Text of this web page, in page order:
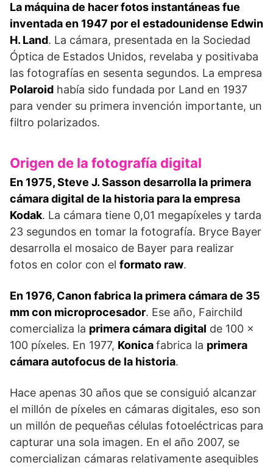
La máquina de hacer fotos instantáneas fue
inventada en 1947 por el estadounidense Edwin
H. Land. La cámara, presentada en la Sociedad
Óptica de Estados Unidos, revelaba y positivaba
las fotografías en sesenta segundos. La empresa
Polaroid había sido fundada por Land en 1937
para vender su primera invención importante, un
filtro polarizados.
Origen de la fotografía digital
En 1975, Steve J. Sasson desarrolla la primera
cámara digital de la historia para la empresa
Kodak. La cámara tiene 0,01 megapíxeles y tarda
23 segundos en tomar la fotografía. Bryce Bayer
desarrolla el mosaico de Bayer para realizar
fotos en color con el formato raw.
En 1976, Canon fabrica la primera cámara de 35
mm con microprocesador. Ese año, Fairchild
comercializa la primera cámara digital de 100 x
100 píxeles. En 1977, Konicafabrica la primera
cámara autofocus de la historia.
Hace apenas 30 años que se consiguió alcanzar
el millón de píxeles en cámaras digitales, eso son
un millón de pequeñas células fotoeléctricas para
capturar una sola imagen. En el año 2007, se
comercializan cámaras relativamente asequibles